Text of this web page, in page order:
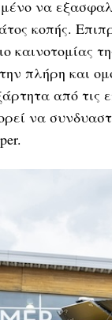
να
κοπής.
καινοτομίας
πλήρη και
από τις
να